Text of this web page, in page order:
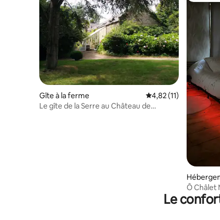
Gîte à la ferme Évaluation moyenne
4,82 (11)
Le gîte de la Serre au Château de
Ô Châlet
Le